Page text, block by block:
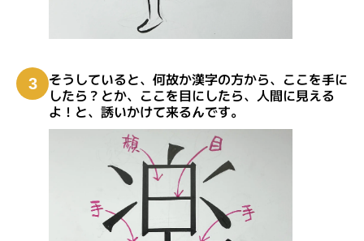
3
そうしていると、何故か漢字の方から、ここを手に
したら？とか、ここを目にしたら、人間に見える
よ！と、誘いかけて来るんです。